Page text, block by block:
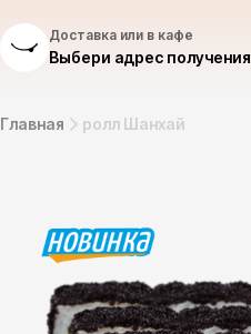
Доставка или в кафе
Выбери адрес получения
Главная ролл Шанхай